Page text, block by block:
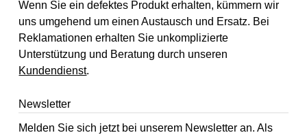
Wenn Sie ein defektes Produkt erhalten, kümmern wir
uns umgehend um einen Austausch und Ersatz. Bei
Reklamationen erhalten Sie unkomplizierte
Unterstützung und Beratung durch unseren
Kundendienst.
Newsletter
Melden Sie sich jetzt bei unserem Newsletter an. Als